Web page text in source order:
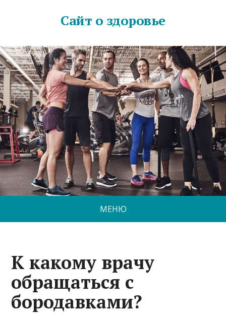
Сайт о здоровье
МЕНЮ
К какому врачу
обращаться с
бородавками?